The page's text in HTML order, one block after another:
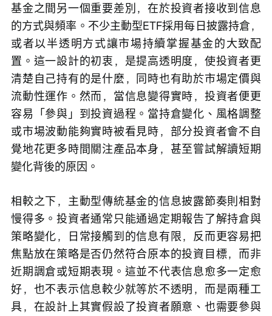
基金之間另一個重要差別，在於投資者接收到信息
的方式與頻率。不少主動型ETF採用每日披露持倉，
或者以半透明方式讓市場持續掌握基金的大致配
置。這一設計的初衷，是提高透明度，使投資者更
清楚自己持有的是什麼，同時也有助於市場定價與
流動性運作。然而，當信息變得實時，投資者便更
容易「參與」到投資過程。當持倉變化、風格調整
或市場波動能夠實時被看見時，部分投資者會不自
覺地花更多時間關注產品本身，甚至嘗試解讀短期
變化背後的原因。
相較之下，主動型傳統基金的信息披露節奏則相對
慢得多。投資者通常只能通過定期報告了解持倉與
策略變化，日常接觸到的信息有限，反而更容易把
焦點放在策略是否仍然符合原本的投資目標，而非
近期調倉或短期表現。這並不代表信息愈多一定愈
好，也不表示信息較少就等於不透明，而是兩種工
具，在設計上其實假設了投資者願意、也需要參與